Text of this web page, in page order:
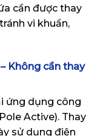
cần được thay
vi khuẩn,
Không cần thay
ứng dụng công
Active). Thay
sử dụng điện